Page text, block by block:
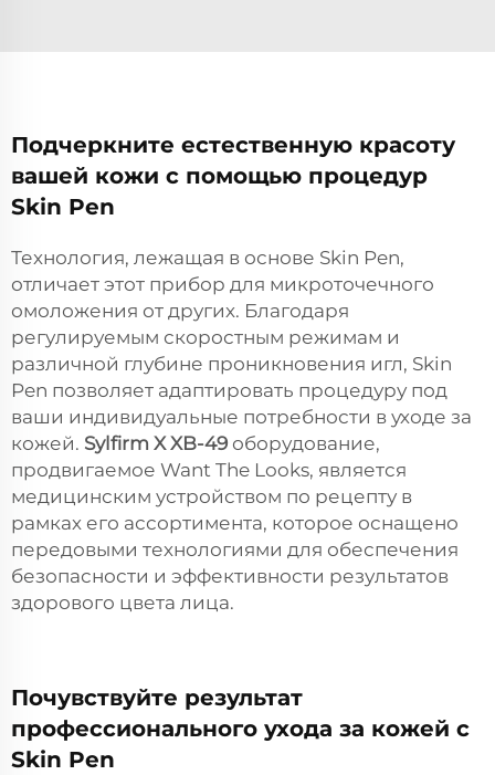
Подчеркните естественную красоту
вашей кожи с помощью процедур
Skin Pen
Технология, лежащая в основе Skin Pen,
отличает этот прибор для микроточечного
омоложения от других. Благодаря
регулируемым скоростным режимам и
различной глубине проникновения игл, Skin
Pen позволяет адаптировать процедуру под
ваши индивидуальные потребности в уходе за
кожей. Sylfirm X XB-49 оборудование,
продвигаемое Want The Looks, является
медицинским устройством по рецепту в
рамках его ассортимента, которое оснащено
передовыми технологиями для обеспечения
безопасности и эффективности результатов
здорового цвета лица.
Почувствуйте результат
профессионального ухода за кожей с
Skin Pen